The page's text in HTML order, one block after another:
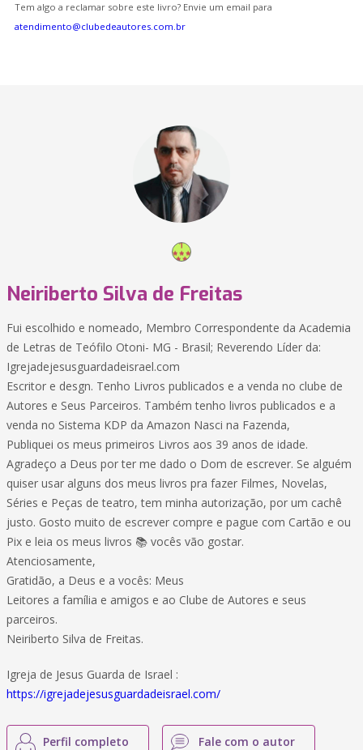
Tem algo a reclamar sobre este livro? Envie um email para
atendimento@clubedeautores.com.br
Neiriberto Silva de Freitas
Fui escolhido e nomeado, Membro Correspondente da Academia
de Letras de Teófilo Otoni- MG - Brasil; Reverendo Líder da:
Igrejadejesusguardadeisrael.com
Escritor e desgn. Tenho Livros publicados e a venda no clube de
Autores e Seus Parceiros. Também tenho livros publicados e a
venda no Sistema KDP da Amazon Nasci na Fazenda,
Publiquei os meus primeiros Livros aos 39 anos de idade.
Agradeço a Deus por ter me dado o Dom de escrever. Se alguém
quiser usar alguns dos meus livros pra fazer Filmes, Novelas,
Séries e Peças de teatro, tem minha autorização, por um cachê
justo. Gosto muito de escrever compre e pague com Cartão e ou
Pix e leia os meus livros 📚 vocês vão gostar.
Atenciosamente,
Gratidão, a Deus e a vocês: Meus
Leitores a família e amigos e ao Clube de Autores e seus
parceiros.
Neiriberto Silva de Freitas.
Igreja de Jesus Guarda de Israel :
https://igrejadejesusguardadeisrael.com/
Perfil completo Fale com o autor